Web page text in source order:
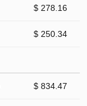
$ 278.16
$ 250.34
$ 834.47